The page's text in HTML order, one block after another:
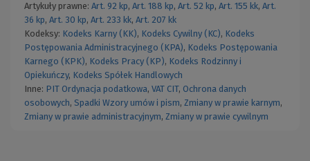
Artykuły prawne: Art. 92 kp, Art. 188 kp, Art. 52 kp, Art. 155 kk, Art.
36 kp, Art. 30 kp, Art. 233 kk, Art. 207 kk
Kodeksy: Kodeks Karny (KK), Kodeks Cywilny (KC), Kodeks
Postępowania Administracyjnego (KPA), Kodeks Postępowania
Karnego (KPK), Kodeks Pracy (KP), Kodeks Rodzinny i
Opiekuńczy, Kodeks Spółek Handlowych
Inne: PIT Ordynacja podatkowa, VAT CIT, Ochrona danych
osobowych, Spadki Wzory umów i pism, Zmiany w prawie karnym,
Zmiany w prawie administracyjnym, Zmiany w prawie cywilnym